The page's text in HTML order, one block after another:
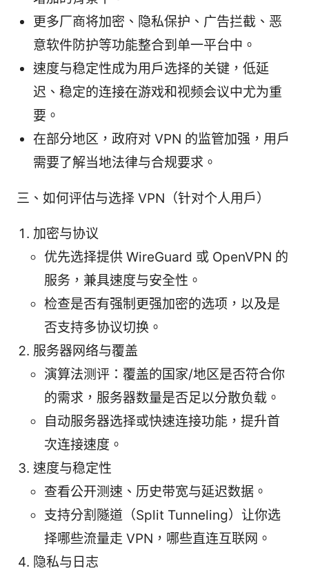
更多厂商将加密、隐私保护、广告拦截、恶
意软件防护等功能整合到单一平台中。
速度与稳定性成为用户选择的关键，低延
迟、稳定的连接在游戏和视频会议中尤为重
要。
在部分地区，政府对 VPN 的监管加强，用户
需要了解当地法律与合规要求。
三、如何评估与选择 VPN（针对个人用户）
加密与协议
优先选择提供 WireGuard 或 OpenVPN 的
服务，兼具速度与安全性。
检查是否有强制更强加密的选项，以及是
否支持多协议切换。
服务器网络与覆盖
演算法测评：覆盖的国家/地区是否符合你
的需求，服务器数量是否足以分散负载。
自动服务器选择或快速连接功能，提升首
次连接速度。
速度与稳定性
查看公开测速、历史带宽与延迟数据。
支持分割隧道（Split Tunneling）让你选
择哪些流量走 VPN，哪些直连互联网。
隐私与日志